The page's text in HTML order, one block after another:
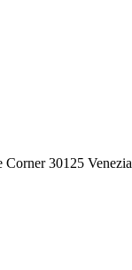
Corner 30125 Venezia